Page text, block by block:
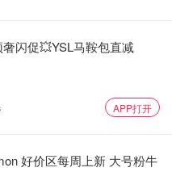
“错的不是我是世界”、
”、“怎么样NPC是我赢
闪促💥YSL马鞍包直减
APP打开
好价区每周上新 大号粉牛